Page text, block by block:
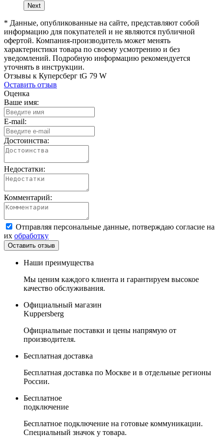
Next
* Данные, опубликованные на сайте, представляют собой
информацию для покупателей и не являются публичной
офертой. Компания-производитель может менять
характеристики товара по своему усмотрению и без
уведомлений. Подробную информацию рекомендуется
уточнять в инструкции.
Отзывы к Куперсберг tG 79 W
Оставить отзыв
Оценка
Ваше имя:
E-mail:
Достоинства:
Недостатки:
Комментарий:
Отправляя персональные данные, потверждаю согласие на
их обработку
Наши преимущества
Мы ценим каждого клиента и гарантируем высокое
качество обслуживания.
Официальный магазин
Kuppersberg
Официальные поставки и цены напрямую от
производителя.
Бесплатная доставка
Бесплатная доставка по Москве и в отдельные регионы
России.
Бесплатное
подключение
Бесплатное подключение на готовые коммуникации.
Специальный значок у товара.